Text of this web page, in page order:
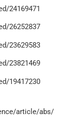
24169471
26252837
23629583
23821469
19417230
article/abs/